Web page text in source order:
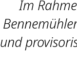
Im
und